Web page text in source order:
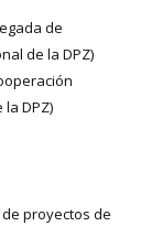
de
de la DPZ)
DPZ)
proyectos de